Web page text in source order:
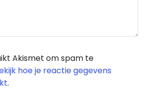
Akismet om spam te
hoe je reactie gegevens
.